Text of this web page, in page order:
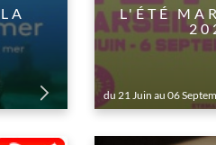
L'ÉTÉ
du 21 Juin au 06